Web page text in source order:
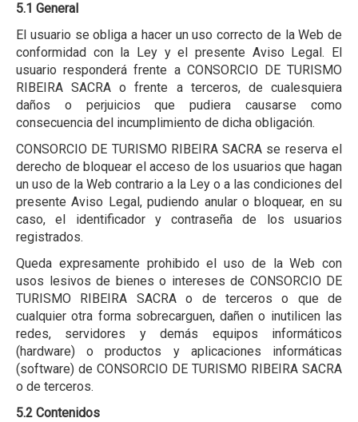
5.1 General
El usuario se obliga a hacer un uso correcto de la Web de
conformidad con la Ley y el presente Aviso Legal. El
usuario responderá frente a CONSORCIO DE TURISMO
RIBEIRA SACRA o frente a terceros, de cualesquiera
daños o perjuicios que pudiera causarse como
consecuencia del incumplimiento de dicha obligación.
CONSORCIO DE TURISMO RIBEIRA SACRA se reserva el
derecho de bloquear el acceso de los usuarios que hagan
un uso de la Web contrario a la Ley o a las condiciones del
presente Aviso Legal, pudiendo anular o bloquear, en su
caso, el identificador y contraseña de los usuarios
registrados.
Queda expresamente prohibido el uso de la Web con
usos lesivos de bienes o intereses de CONSORCIO DE
TURISMO RIBEIRA SACRA o de terceros o que de
cualquier otra forma sobrecarguen, dañen o inutilicen las
redes, servidores y demás equipos informáticos
(hardware) o productos y aplicaciones informáticas
(software) de CONSORCIO DE TURISMO RIBEIRA SACRA
o de terceros.
5.2 Contenidos